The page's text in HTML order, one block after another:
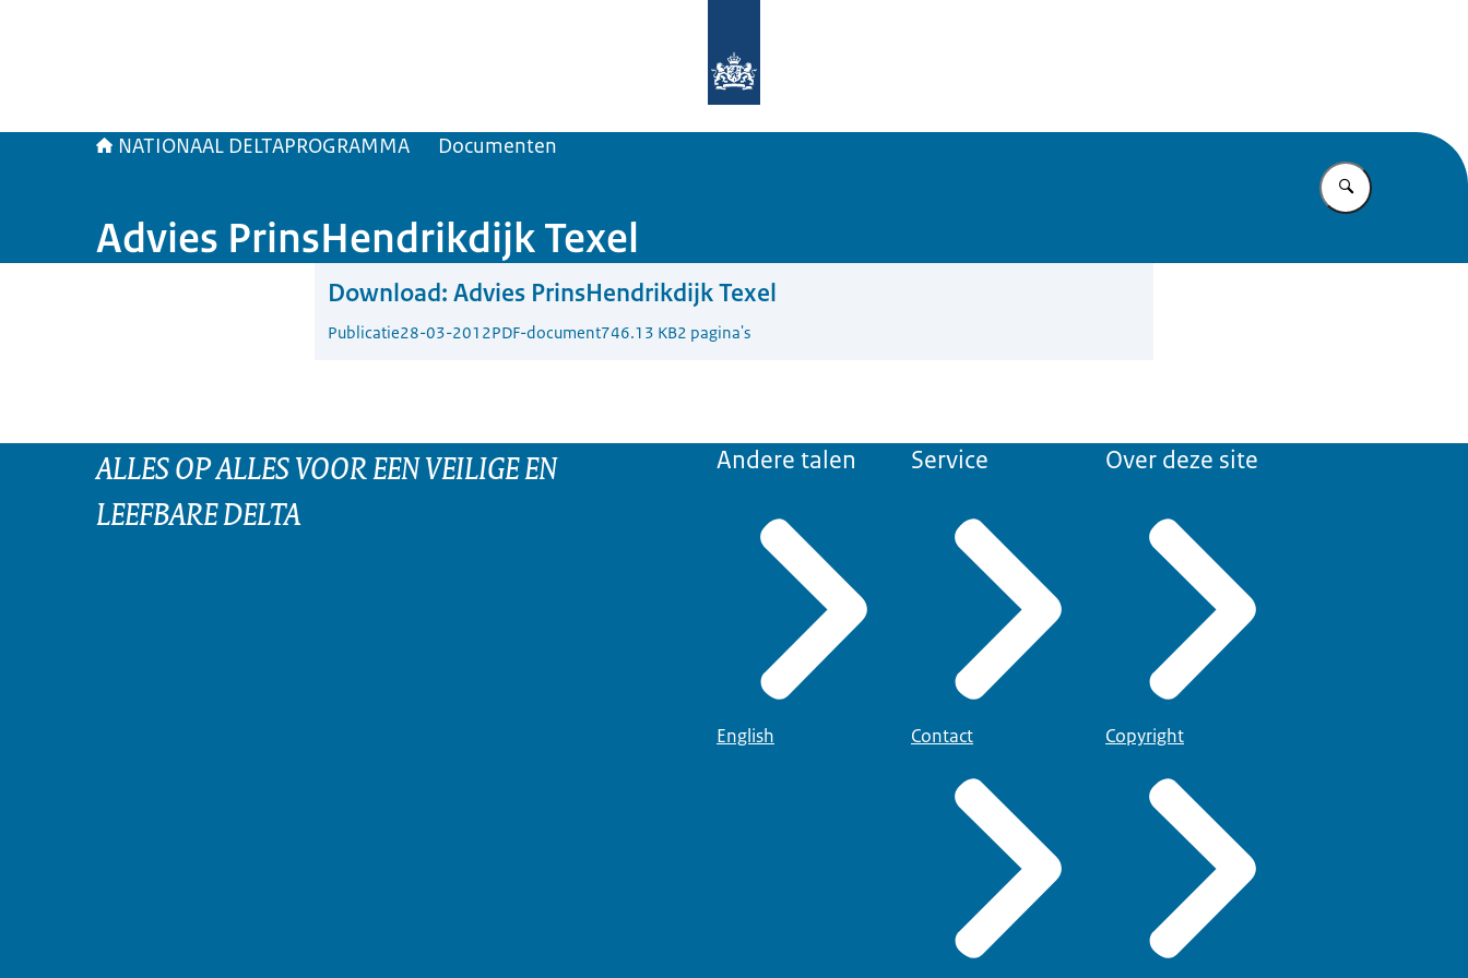
NATIONAAL DELTAPROGRAMMA Documenten
Vul in wat u
Advies PrinsHendrikdijk Texel
Download: Advies PrinsHendrikdijk Texel
Publicatie28-03-2012PDF-document746.13 KB2 pagina's
ALLES OP ALLES VOOR EEN VEILIGE EN
LEEFBARE DELTA
Andere talen
English
Service
Contact
Over deze site
Copyright